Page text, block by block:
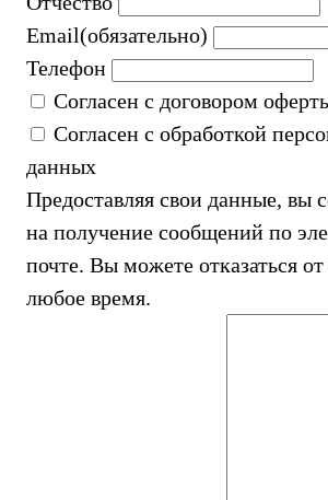
Email(обязательно)
Телефон
Согласен с договором
Согласен с обработкой
данных
Предоставляя свои данные, вы
на получение сообщений по
почте. Вы можете отказаться
любое время.